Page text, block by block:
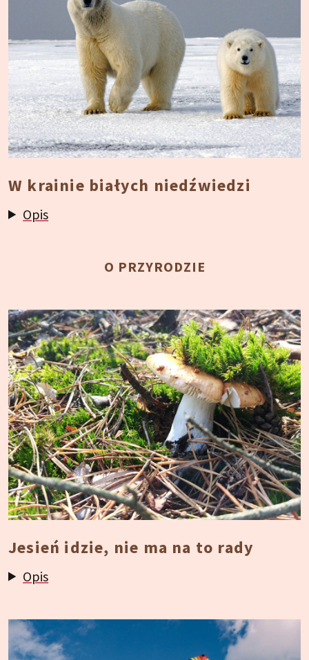
W krainie białych niedźwiedzi
Opis
O PRZYRODZIE
Jesień idzie, nie ma na to rady
Opis